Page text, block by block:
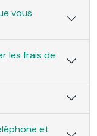
vous
les frais de
et